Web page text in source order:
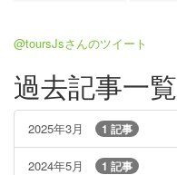
@toursJsさんのツイート
過去記事一覧
2025年3月 1 記事
2024年5月 1 記事